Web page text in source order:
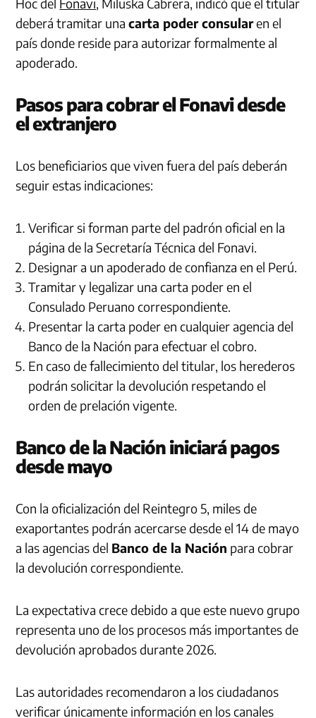
deberá tramitar unacarta poder consularen el
país donde reside para autorizar formalmente al
apoderado.
Pasos para cobrar el Fonavi desde
el extranjero
Los beneficiarios que viven fuera del país deberán
seguir estas indicaciones:
Verificar si forman parte del padrón oficial en la
página de la Secretaría Técnica del Fonavi.
Designar a un apoderado de confianza en el Perú.
Tramitar y legalizar una carta poder en el
Consulado Peruano correspondiente.
Presentar la carta poder en cualquier agencia del
Banco de la Nación para efectuar el cobro.
En caso de fallecimiento del titular, los herederos
podrán solicitar la devolución respetando el
orden de prelación vigente.
Banco de la Nación iniciará pagos
desde mayo
Con la oficialización del Reintegro 5, miles de
exaportantes podrán acercarse desde el 14 de mayo
a las agencias del Banco de la Nación para cobrar
la devolución correspondiente.
La expectativa crece debido a que este nuevo grupo
representa uno de los procesos más importantes de
devolución aprobados durante 2026.
Las autoridades recomendaron a los ciudadanos
verificar únicamente información en los canales